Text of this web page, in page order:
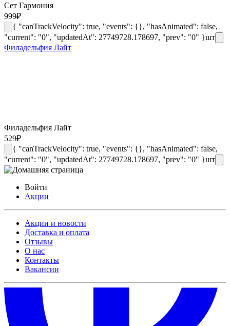
Сет Гармония
999₽
{ "canTrackVelocity": true, "events": {}, "hasAnimated": false,
"current": "0", "updatedAt": 27749728.178697, "prev": "0" }шт
Филадельфия Лайт
Филадельфия Лайт
529₽
{ "canTrackVelocity": true, "events": {}, "hasAnimated": false,
"current": "0", "updatedAt": 27749728.178697, "prev": "0" }шт
Войти
Акции
Акции и новости
Доставка и оплата
Отзывы
О нас
Контакты
Вакансии